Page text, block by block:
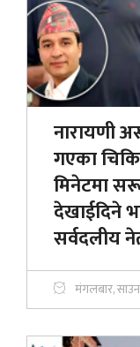
नारायणी
गएका
मिनेटमा
देखाईदिने
सर्वदलीय
मंगलबार,